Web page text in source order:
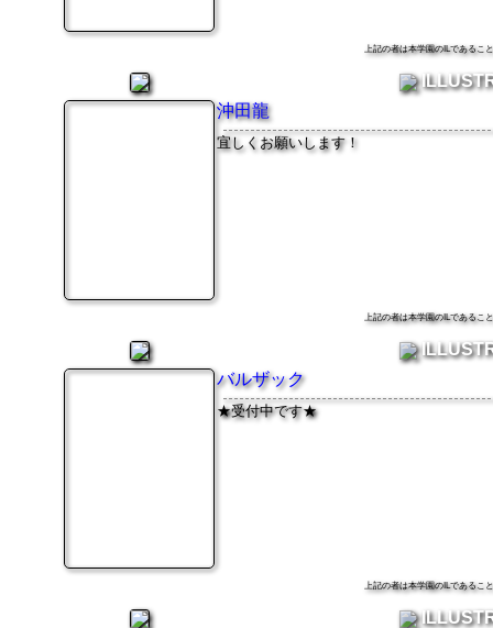
上記の者は本学園のILである
沖田龍
宜しくお願いします！
上記の者は本学園のILである
バルザック
★受付中です★
上記の者は本学園のILである